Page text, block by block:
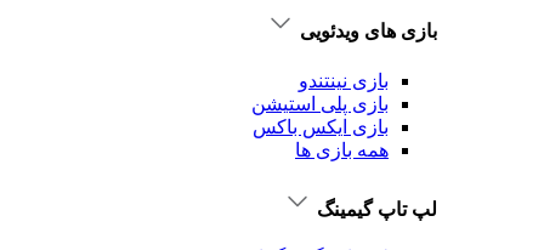
بازی های ویدئویی
بازی نینتندو
بازی پلی استیشن
بازی ایکس باکس
همه بازی ها
لپ تاپ گیمینگ